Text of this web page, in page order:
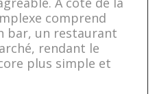
comprend
bar, un restaurant
rendant le
plus simple et